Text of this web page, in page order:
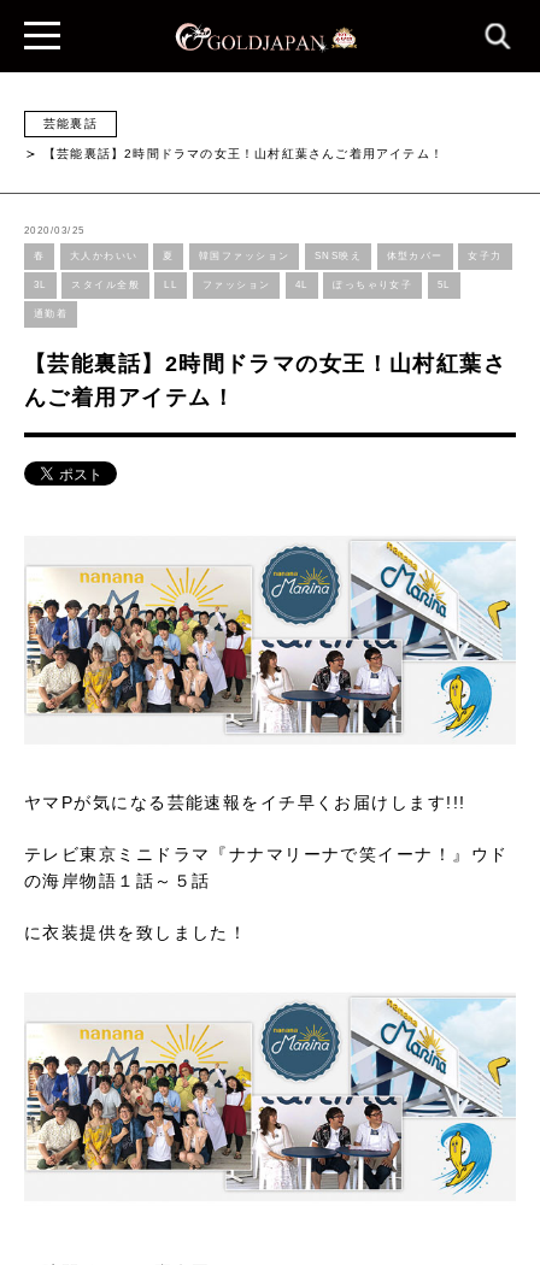
芸能裏話
【芸能裏話】2時間ドラマの女王！山村紅葉さんご着用アイテム！
2020/03/25
春 大人かわいい 夏 韓国ファッション SNS映え 体型カバー 女子力
3L スタイル全般 LL ファッション 4L ぽっちゃり女子 5L
通勤着
【芸能裏話】2時間ドラマの女王！山村紅葉さ
んご着用アイテム！
ヤマPが気になる芸能速報をイチ早くお届けします!!!
テレビ東京ミニドラマ『ナナマリーナで笑イーナ！』ウド
の海岸物語１話～５話
に衣装提供を致しました！